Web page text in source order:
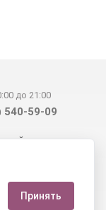
до 21:00
540-59-09
счет
магазины
Статьи
СОУТ Телеграм
Принять